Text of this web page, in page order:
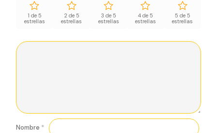
1 de 5
estrellas
2 de 5
estrellas
3 de 5
estrellas
4 de 5
estrellas
5 de 5
estrellas
Nombre *